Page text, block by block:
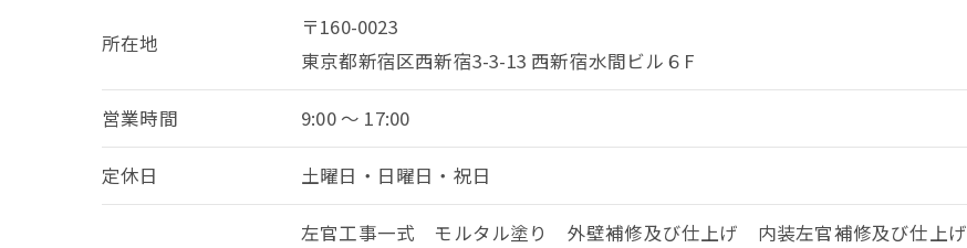
所在地
〒160-0023
東京都新宿区西新宿3-3-13 西新宿水間ビル６F
営業時間 9:00 ～ 17:00
定休日 土曜日・日曜日・祝日
左官工事一式 モルタル塗り 外壁補修及び仕上げ 内装左官補修及び仕上げ